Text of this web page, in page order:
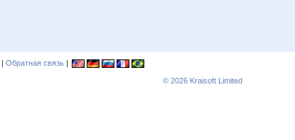
| Обратная связь |
© 2026 Kraisoft Limited